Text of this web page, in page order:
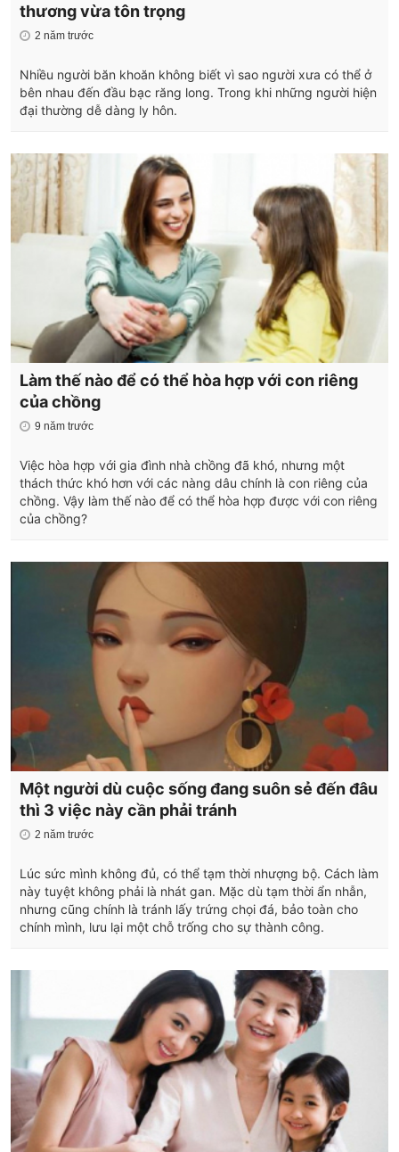
thương vừa tôn trọng
2 năm trước
Nhiều người băn khoăn không biết vì sao người xưa có thể ở
bên nhau đến đầu bạc răng long. Trong khi những người hiện
đại thường dễ dàng ly hôn.
Làm thế nào để có thể hòa hợp với con riêng
của chồng
9 năm trước
Việc hòa hợp với gia đình nhà chồng đã khó, nhưng một
thách thức khó hơn với các nàng dâu chính là con riêng của
chồng. Vậy làm thế nào để có thể hòa hợp được với con riêng
của chồng?
Một người dù cuộc sống đang suôn sẻ đến đâu
thì 3 việc này cần phải tránh
2 năm trước
Lúc sức mình không đủ, có thể tạm thời nhượng bộ. Cách làm
này tuyệt không phải là nhát gan. Mặc dù tạm thời ẩn nhẫn,
nhưng cũng chính là tránh lấy trứng chọi đá, bảo toàn cho
chính mình, lưu lại một chỗ trống cho sự thành công.